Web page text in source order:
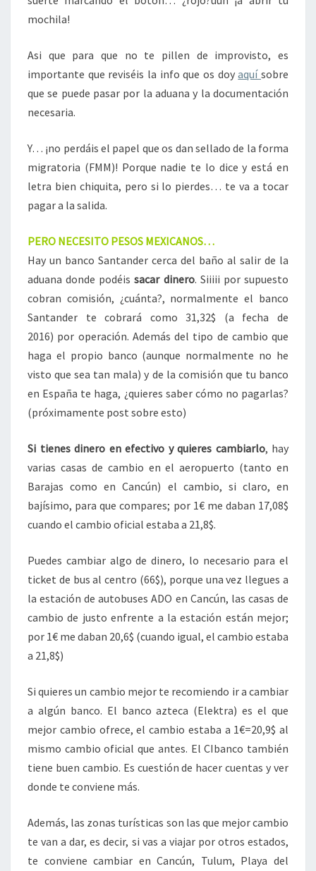
mochila!
Asi que para que no te pillen de improvisto, es
importante que reviséis la info que os doyaquísobre
que se puede pasar por la aduana y la documentación
necesaria.
Y… ¡no perdáis el papel que os dan sellado de la forma
migratoria (FMM)! Porque nadie te lo dice y está en
letra bien chiquita, pero si lo pierdes… te va a tocar
pagar a la salida.
PERO NECESITO PESOS MEXICANOS…
Hay un banco Santander cerca del baño al salir de la
aduana donde podéissacar dinero. Siiiii por supuesto
cobran comisión, ¿cuánta?, normalmente el banco
Santander te cobrará como 31,32$ (a fecha de
2016) por operación. Además del tipo de cambio que
haga el propio banco (aunque normalmente no he
visto que sea tan mala) y de la comisión que tu banco
en España te haga, ¿quieres saber cómo no pagarlas?
(próximamente post sobre esto)
Si tienes dinero en efectivo y quieres cambiarlo, hay
varias casas de cambio en el aeropuerto (tanto en
Barajas como en Cancún) el cambio, si claro, en
bajísimo, para que compares; por 1€ me daban 17,08$
cuando el cambio oficial estaba a 21,8$.
Puedes cambiar algo de dinero, lo necesario para el
ticket de bus al centro (66$), porque una vez llegues a
la estación de autobuses ADO en Cancún, las casas de
cambio de justo enfrente a la estación están mejor;
por 1€ me daban 20,6$ (cuando igual, el cambio estaba
a 21,8$)
Si quieres un cambio mejor te recomiendo ir a cambiar
a algún banco. El banco azteca (Elektra) es el que
mejor cambio ofrece, el cambio estaba a 1€=20,9$ al
mismo cambio oficial que antes. El CIbanco también
tiene buen cambio. Es cuestión de hacer cuentas y ver
donde te conviene más.
Además, las zonas turísticas son las que mejor cambio
te van a dar, es decir, si vas a viajar por otros estados,
te conviene cambiar en Cancún, Tulum, Playa del